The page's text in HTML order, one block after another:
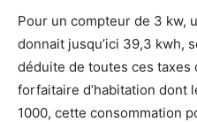
Pour un compteur de 3 kw,
donnait jusqu’ici 39,3 kwh,
déduite de toutes ces taxes
forfaitaire d’habitation dont
1000, cette consommation